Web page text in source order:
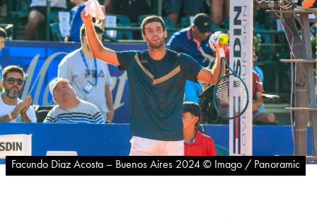
Facundo Diaz Acosta – Buenos Aires 2024 © Imago / Panoramic